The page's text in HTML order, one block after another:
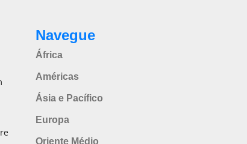
Navegue
África
Américas
Ásia e Pacífico
Europa
Oriente Médio